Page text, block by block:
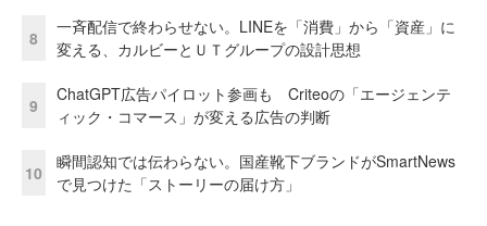
8
一斉配信で終わらせない。LINEを「消費」から「資産」に
変える、カルビーとＵＴグループの設計思想
9
ChatGPT広告パイロット参画も Criteoの「エージェンテ
ィック・コマース」が変える広告の判断
10
瞬間認知では伝わらない。国産靴下ブランドがSmartNews
で見つけた「ストーリーの届け方」